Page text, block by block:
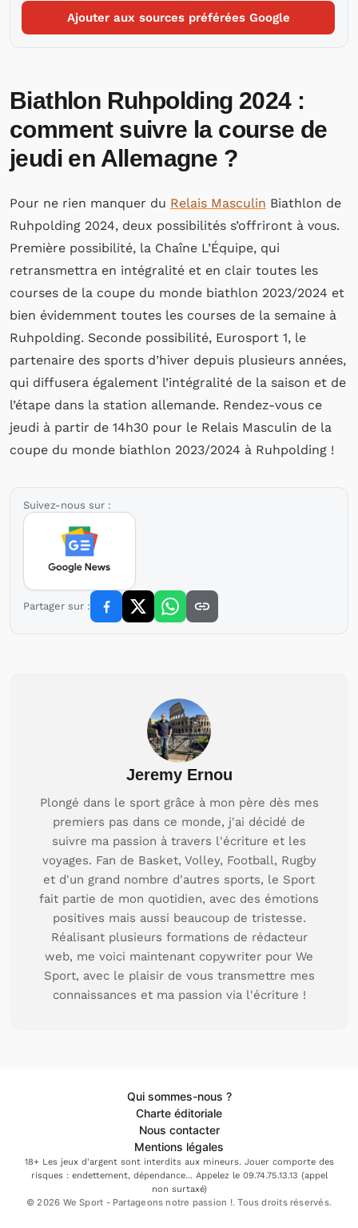
Ajouter aux sources préférées Google
Biathlon Ruhpolding 2024 :
comment suivre la course de
jeudi en Allemagne ?
Pour ne rien manquer du Relais Masculin Biathlon de
Ruhpolding 2024, deux possibilités s’offriront à vous.
Première possibilité, la Chaîne L’Équipe, qui
retransmettra en intégralité et en clair toutes les
courses de la coupe du monde biathlon 2023/2024 et
bien évidemment toutes les courses de la semaine à
Ruhpolding. Seconde possibilité, Eurosport 1, le
partenaire des sports d’hiver depuis plusieurs années,
qui diffusera également l’intégralité de la saison et de
l’étape dans la station allemande. Rendez-vous ce
jeudi à partir de 14h30 pour le Relais Masculin de la
coupe du monde biathlon 2023/2024 à Ruhpolding !
Suivez-nous sur :
Partager sur :
Jeremy Ernou
Plongé dans le sport grâce à mon père dès mes
premiers pas dans ce monde, j'ai décidé de
suivre ma passion à travers l'écriture et les
voyages. Fan de Basket, Volley, Football, Rugby
et d'un grand nombre d'autres sports, le Sport
fait partie de mon quotidien, avec des émotions
positives mais aussi beaucoup de tristesse.
Réalisant plusieurs formations de rédacteur
web, me voici maintenant copywriter pour We
Sport, avec le plaisir de vous transmettre mes
connaissances et ma passion via l'écriture !
Qui sommes-nous ?
Charte éditoriale
Nous contacter
Mentions légales
18+ Les jeux d'argent sont interdits aux mineurs. Jouer comporte des
risques : endettement, dépendance... Appelez le 09.74.75.13.13 (appel
non surtaxé)
© 2026 We Sport - Partageons notre passion !. Tous droits réservés.